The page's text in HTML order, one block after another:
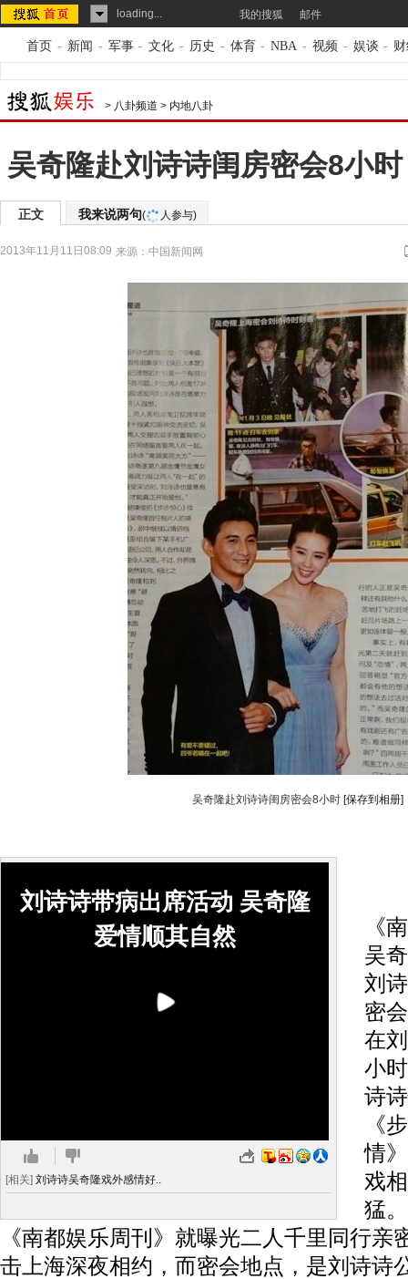
loading... 我的搜狐 邮件
首页 - 新闻 - 军事 - 文化 - 历史 - 体育 - NBA - 视频 - 娱谈 -
> 八卦频道 > 内地八卦
吴奇隆赴刘诗诗闺房密会8小
正文 我来说两句( 人参与)
2013年11月11日08:09 来源： 中国新闻网
吴奇隆赴刘诗诗闺房密会8小时 [保存到相册]
刘诗诗带病出席活动 吴奇隆
爱情顺其自然
[相关] 刘诗诗吴奇隆戏外感情好..
《
吴
刘
密
在
小
诗
《
情
戏
猛
《南都娱乐周刊》就曝光二人千里同行亲
击上海深夜相约，而密会地点，是刘诗诗